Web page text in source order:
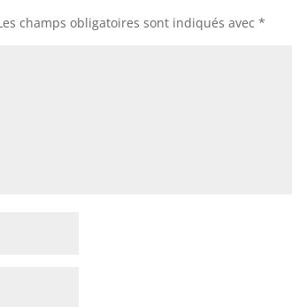
champs obligatoires sont indiqués avec*